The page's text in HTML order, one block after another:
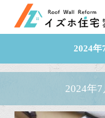
2024
2024年